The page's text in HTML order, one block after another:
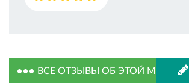
ВСЕ ОТЗЫВЫ ОБ ЭТОЙ МОДЕЛИ